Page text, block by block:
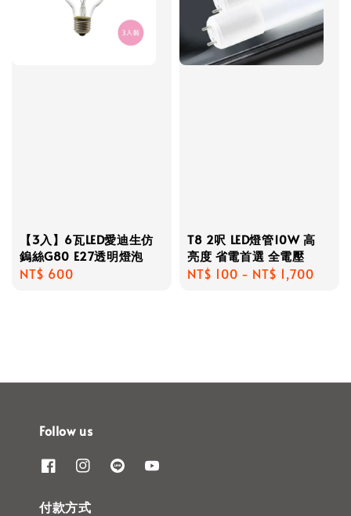
【3入】6瓦LED愛迪生仿
鎢絲G80 E27透明燈泡
Regular
NT$ 600
T8 2呎 LED燈管10W 高
亮度 省電首選 全電壓
Regular
NT$ 100 - NT$ 1,700
Follow us
付款方式